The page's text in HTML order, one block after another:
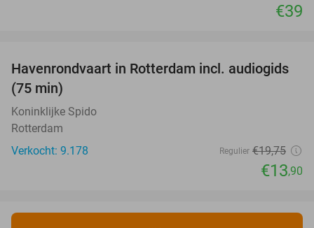
€39
30%
Havenrondvaart in Rotterdam incl. audiogids
(75 min)
Koninklijke Spido
Rotterdam
Verkocht: 9.178
Regulier €19,75
€13,90